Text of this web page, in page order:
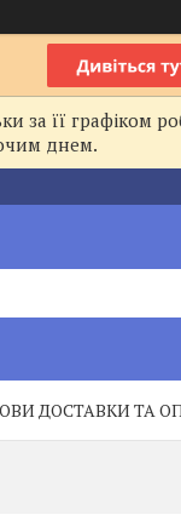
її графіком
днем.
ДОСТАВКИ ТА